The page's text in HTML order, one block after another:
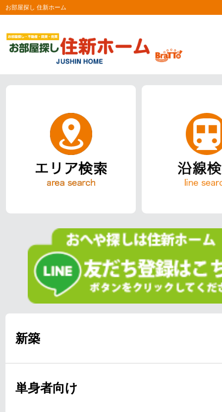
お部屋探し 住新ホーム
新築
単身者向け